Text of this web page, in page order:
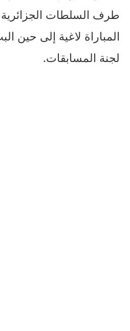
طرف السلطات الجزائرية
المباراة لاغية إلى حين
لجنة المسابقات.